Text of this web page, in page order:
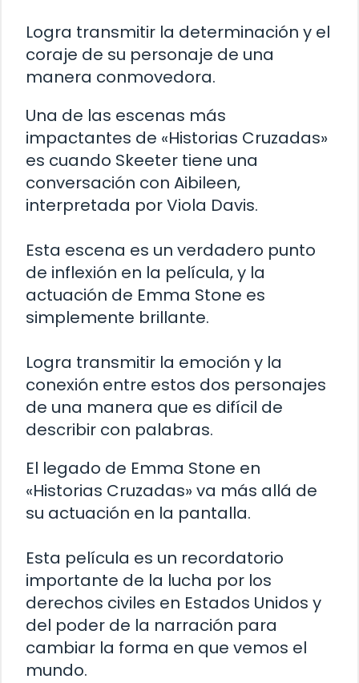
Logra transmitir la determinación y el
coraje de su personaje de una
manera conmovedora.
Una de las escenas más
impactantes de «Historias Cruzadas»
es cuando Skeeter tiene una
conversación con Aibileen,
interpretada por Viola Davis.
Esta escena es un verdadero punto
de inflexión en la película, y la
actuación de Emma Stone es
simplemente brillante.
Logra transmitir la emoción y la
conexión entre estos dos personajes
de una manera que es difícil de
describir con palabras.
El legado de Emma Stone en
«Historias Cruzadas» va más allá de
su actuación en la pantalla.
Esta película es un recordatorio
importante de la lucha por los
derechos civiles en Estados Unidos y
del poder de la narración para
cambiar la forma en que vemos el
mundo.